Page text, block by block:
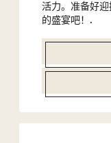
活力。准备好
的盛宴吧！.